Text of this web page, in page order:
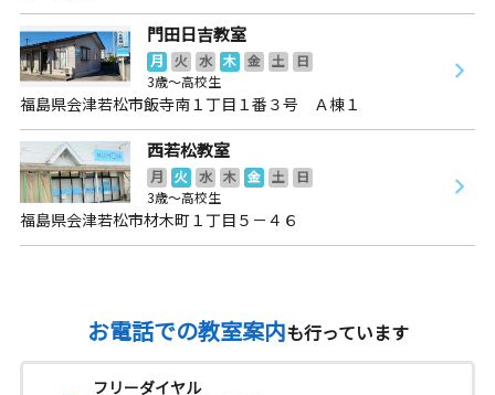
門田日吉教室
月 火 水 木 金 土
日
3歳～高校生
福島県会津若松市飯寺南１丁目１番３号 Ａ棟１
西若松教室
月 火 水 木 金 土
日
3歳～高校生
福島県会津若松市材木町１丁目５－４６
お電話での教室案内も行っています
フリーダイヤル